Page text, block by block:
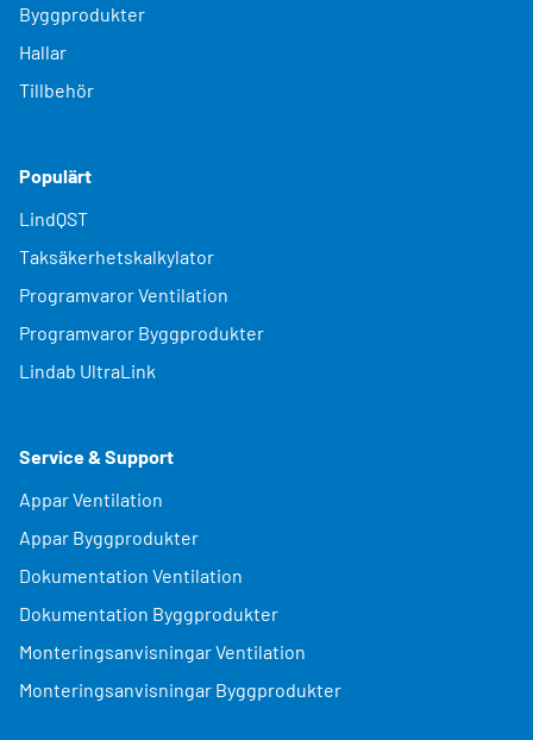
Byggprodukter
Hallar
Tillbehör
Populärt
LindQST
Taksäkerhetskalkylator
Programvaror Ventilation
Programvaror Byggprodukter
Lindab UltraLink
Service & Support
Appar Ventilation
Appar Byggprodukter
Dokumentation Ventilation
Dokumentation Byggprodukter
Monteringsanvisningar Ventilation
Monteringsanvisningar Byggprodukter